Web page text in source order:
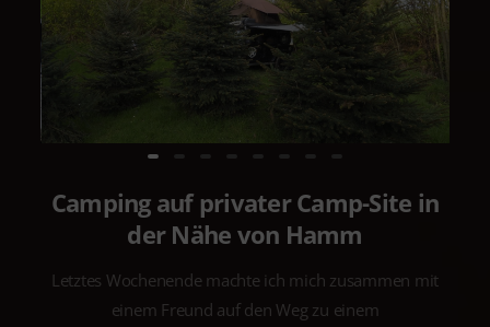
Camping auf privater Camp-Site in
der Nähe von Hamm
Letztes Wochenende machte ich mich zusammen mit
einem Freund auf den Weg zu einem